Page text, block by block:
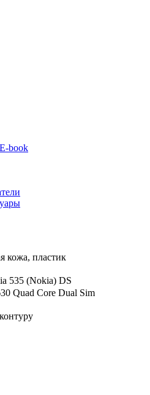
book
кожа, пластик
535 (Nokia) DS
Quad Core Dual Sim